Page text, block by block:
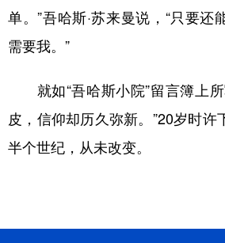
单。”吾哈斯·苏来曼说，“只要还
需要我。”
就如“吾哈斯小院”留言簿上所
皮，信仰却历久弥新。”20岁时许
半个世纪，从未改变。